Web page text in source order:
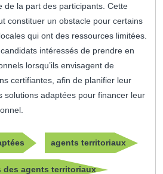
de la part des participants. Cette
constituer un obstacle pour certains
qui ont des ressources limitées.
intéressés de prendre en
lorsqu’ils envisagent de
certifiantes, afin de planifier leur
solutions adaptées pour financer leur
agents territoriaux
agents territoriaux